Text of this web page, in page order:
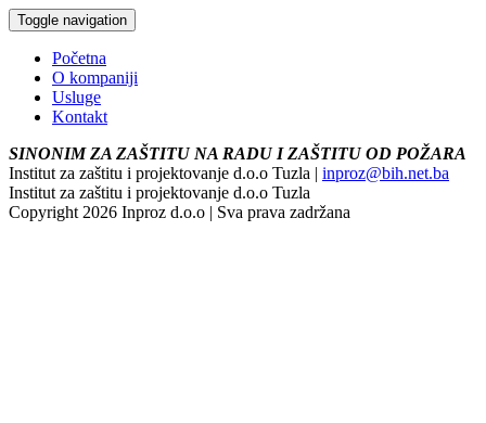
Toggle navigation
Početna
O kompaniji
Usluge
Kontakt
SINONIM ZA ZAŠTITU NA RADU I ZAŠTITU OD POŽARA
Institut za zaštitu i projektovanje d.o.o Tuzla | inproz@bih.net.ba
Institut za zaštitu i projektovanje d.o.o Tuzla
Copyright 2026 Inproz d.o.o | Sva prava zadržana